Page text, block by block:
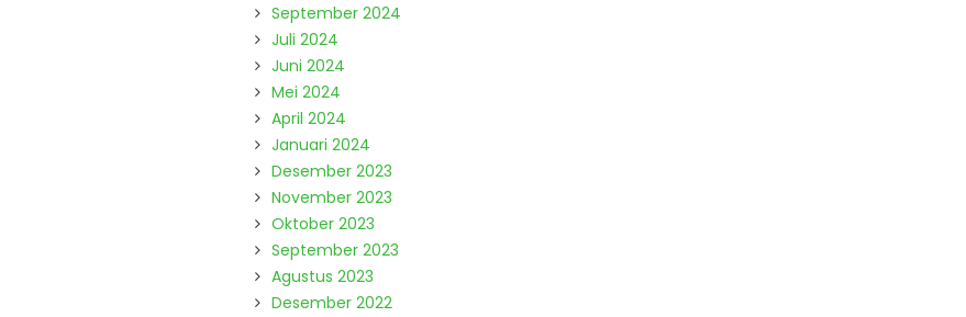
September 2024
Juli 2024
Juni 2024
Mei 2024
April 2024
Januari 2024
Desember 2023
November 2023
Oktober 2023
September 2023
Agustus 2023
Desember 2022